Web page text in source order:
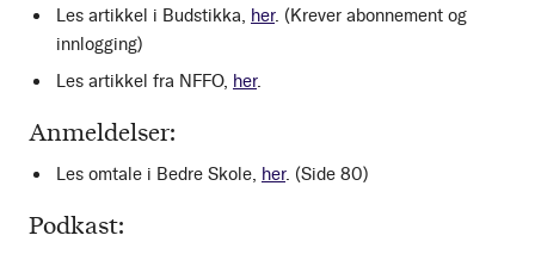
Les artikkel i Budstikka, her. (Krever abonnement og
innlogging)
Les artikkel fra NFFO, her.
Anmeldelser:
Les omtale i Bedre Skole, her. (Side 80)
Podkast: